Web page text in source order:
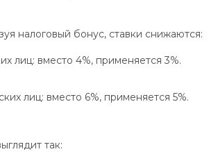
налоговый бонус, ставки снижаются:
лиц: вместо 4%, применяется 3%.
лиц: вместо 6%, применяется 5%.
так: